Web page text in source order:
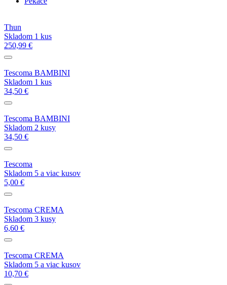
Thun
Skladom 1 kus
250,99 €
Tescoma BAMBINI
Skladom 1 kus
34,50 €
Tescoma BAMBINI
Skladom 2 kusy
34,50 €
Tescoma
Skladom 5 a viac kusov
5,00 €
Tescoma CREMA
Skladom 3 kusy
6,60 €
Tescoma CREMA
Skladom 5 a viac kusov
10,70 €